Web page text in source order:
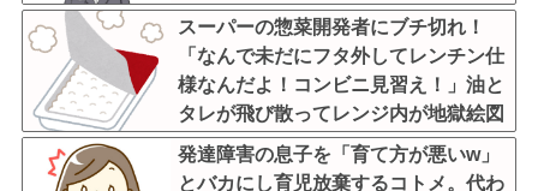
スーパーの惣菜開発者にブチ切れ！
「なんで未だにフタ外してレンチン仕
様なんだよ！コンビニ見習え！」油と
タレが飛び散ってレンジ内が地獄絵図
発達障害の息子を「育て方が悪いw」
とバカにし育児放棄するコトメ。代わ